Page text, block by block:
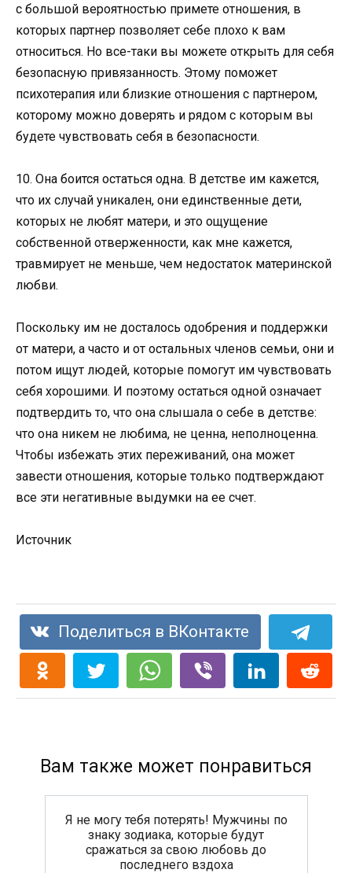
с большой вероятностью примете отношения, в
которых партнер позволяет себе плохо к вам
относиться. Но все-таки вы можете открыть для себя
безопасную привязанность. Этому поможет
психотерапия или близкие отношения с партнером,
которому можно доверять и рядом с которым вы
будете чувствовать себя в безопасности.
10. Она боится остаться одна. В детстве им кажется,
что их случай уникален, они единственные дети,
которых не любят матери, и это ощущение
собственной отверженности, как мне кажется,
травмирует не меньше, чем недостаток материнской
любви.
Поскольку им не досталось одобрения и поддержки
от матери, а часто и от остальных членов семьи, они и
потом ищут людей, которые помогут им чувствовать
себя хорошими. И поэтому остаться одной означает
подтвердить то, что она слышала о себе в детстве:
что она никем не любима, не ценна, неполноценна.
Чтобы избежать этих переживаний, она может
завести отношения, которые только подтверждают
все эти негативные выдумки на ее счет.
Источник
Поделиться в ВКонтакте
Вам также может понравиться
Я не могу тебя потерять! Мужчины по
знаку зодиака, которые будут
сражаться за свою любовь до
последнего вздоха